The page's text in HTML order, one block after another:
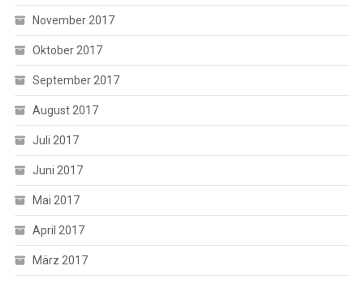
November 2017
Oktober 2017
September 2017
August 2017
Juli 2017
Juni 2017
Mai 2017
April 2017
März 2017